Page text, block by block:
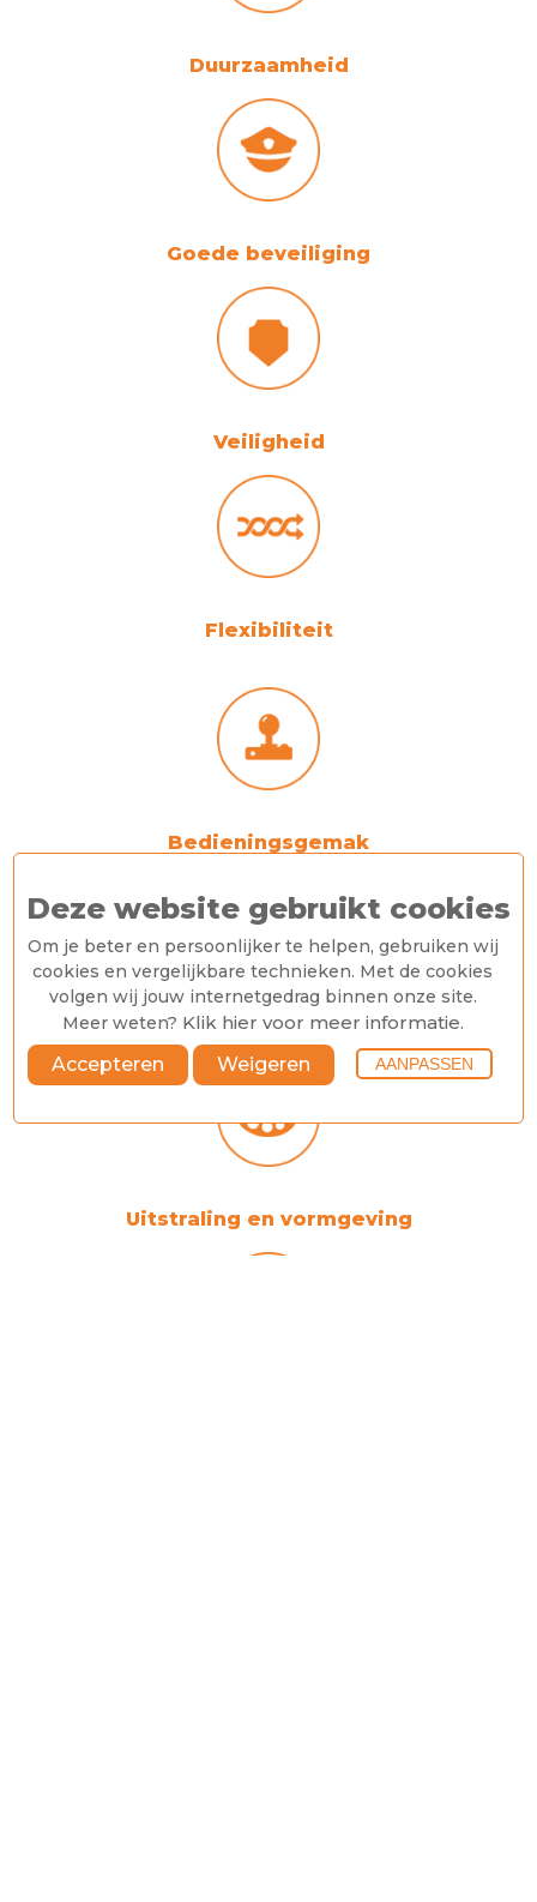
Duurzaamheid
Goede beveiliging
Veiligheid
Flexibiliteit
Bedieningsgemak
Geen belemmeringen
Uitstraling en vormgeving
Deze website gebruikt cookies
Om je beter en persoonlijker te helpen, gebruiken wij
cookies en vergelijkbare technieken. Met de cookies
volgen wij jouw internetgedrag binnen onze site.
Meer weten? Klik hier voor meer informatie.
AANPASSEN
Accepteren Weigeren